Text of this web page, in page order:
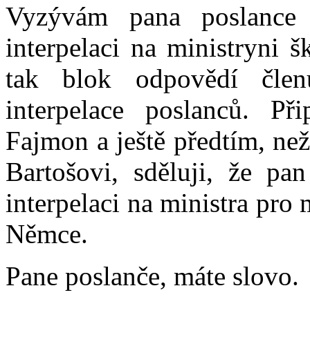
Vyzývám pana
interpelaci na ministryni
tak blok odpovědí
interpelace poslanců.
Fajmon a ještě předtím,
Bartošovi, sděluji, že
interpelaci na ministra pro
Němce.
Pane poslanče, máte slovo.